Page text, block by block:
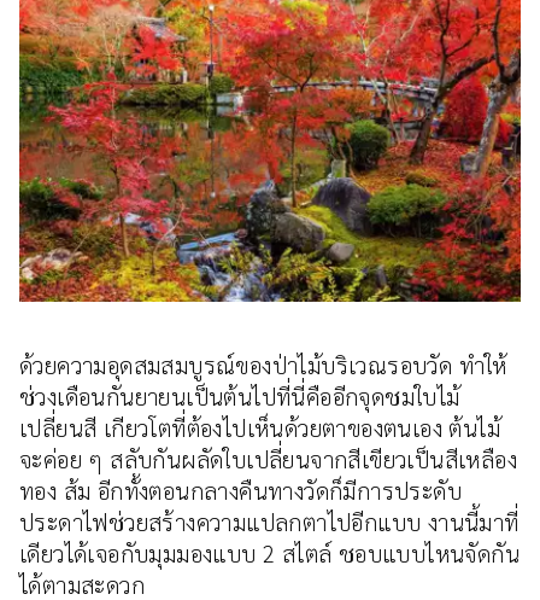
ด้วยความอุดสมสมบูรณ์ของป่าไม้บริเวณรอบวัด ทำให้
ช่วงเดือนกันยายนเป็นต้นไปที่นี่คืออีกจุดชมใบไม้
เปลี่ยนสี เกียวโตที่ต้องไปเห็นด้วยตาของตนเอง ต้นไม้
จะค่อย ๆ สลับกันผลัดใบเปลี่ยนจากสีเขียวเป็นสีเหลือง
ทอง ส้ม อีกทั้งตอนกลางคืนทางวัดก็มีการประดับ
ประดาไฟช่วยสร้างความแปลกตาไปอีกแบบ งานนี้มาที่
เดียวได้เจอกับมุมมองแบบ 2 สไตล์ ชอบแบบไหนจัดกัน
ได้ตามสะดวก